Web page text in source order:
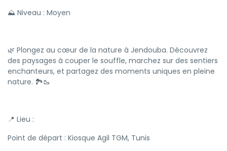
⛰ Niveau : Moyen
🌿 Plongez au cœur de la nature à Jendouba. Découvrez
des paysages à couper le souffle, marchez sur des sentiers
enchanteurs, et partagez des moments uniques en pleine
nature. 🏞️🥾
📍 Lieu :
Point de départ : Kiosque Agil TGM, Tunis